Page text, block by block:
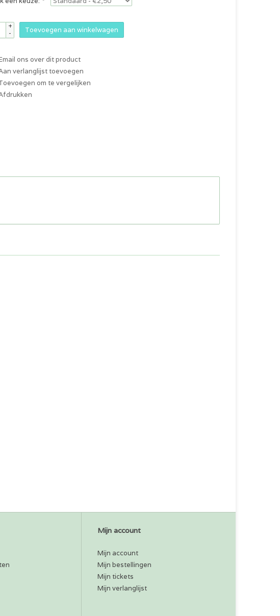
+
-
Toevoegen aan winkelwagen
ons over dit product
verlanglijst toevoegen
om te vergelijken
Mijn account
Mijn account
Mijn bestellingen
Mijn tickets
Mijn verlanglijst